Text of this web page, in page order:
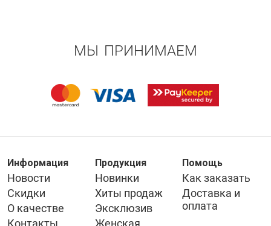
МЫ ПРИНИМАЕМ
Информация
Новости
Скидки
О качестве
Контакты
Продукция
Новинки
Хиты продаж
Эксклюзив
Женская
Помощь
Как заказать
Доставка и
оплата